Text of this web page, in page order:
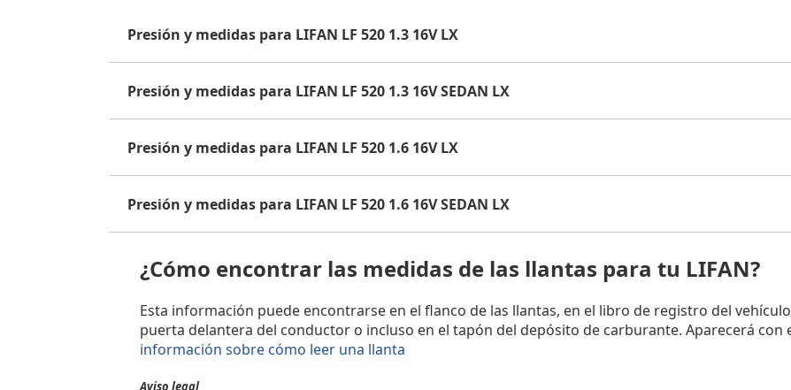
Presión y medidas para LIFAN LF 520 1.3 16V LX
Presión y medidas para LIFAN LF 520 1.3 16V SEDAN LX
Presión y medidas para LIFAN LF 520 1.6 16V LX
Presión y medidas para LIFAN LF 520 1.6 16V SEDAN LX
¿Cómo encontrar las medidas de las llantas para tu LIFAN?
Esta información puede encontrarse en el flanco de las llantas, en el libro de registro del
puerta delantera del conductor o incluso en el tapón del depósito de carburante. Aparecerá con
información sobre cómo leer una llanta
Aviso legal